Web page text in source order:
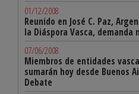
01/12/2008
Reunido en José C. Paz,
la Diáspora Vasca,
07/06/2008
Miembros de entidades
sumarán hoy desde Buenos
Debate